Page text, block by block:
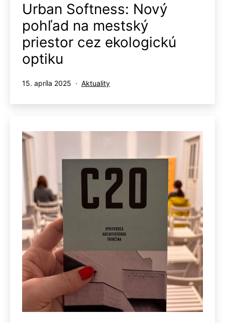
Urban Softness: Nový
pohľad na mestský
priestor cez ekologickú
optiku
Publikované
15. apríla 2025
Kategorizované
Aktuality